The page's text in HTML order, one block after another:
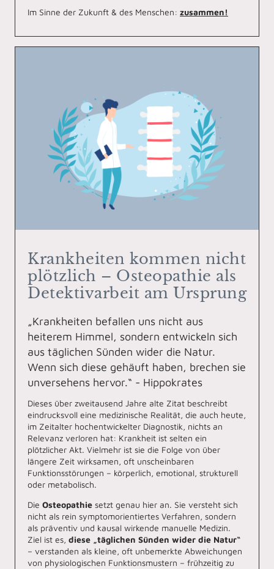
Im Sinne der Zukunft & des Menschen: zusammen!
Krankheiten kommen nicht
plötzlich – Osteopathie als
Detektivarbeit am Ursprung
„Krankheiten befallen uns nicht aus
heiterem Himmel, sondern entwickeln sich
aus täglichen Sünden wider die Natur.
Wenn sich diese gehäuft haben, brechen sie
unversehens hervor.“ - Hippokrates
Dieses über zweitausend Jahre alte Zitat beschreibt
eindrucksvoll eine medizinische Realität, die auch heute,
im Zeitalter hochentwickelter Diagnostik, nichts an
Relevanz verloren hat: Krankheit ist selten ein
plötzlicher Akt. Vielmehr ist sie die Folge von über
längere Zeit wirksamen, oft unscheinbaren
Funktionsstörungen – körperlich, emotional, strukturell
oder metabolisch.
Die Osteopathie setzt genau hier an. Sie versteht sich
nicht als rein symptomorientiertes Verfahren, sondern
als präventiv und kausal wirkende manuelle Medizin.
Ziel ist es, diese „täglichen Sünden wider die Natur“
– verstanden als kleine, oft unbemerkte Abweichungen
von physiologischen Funktionsmustern – frühzeitig zu